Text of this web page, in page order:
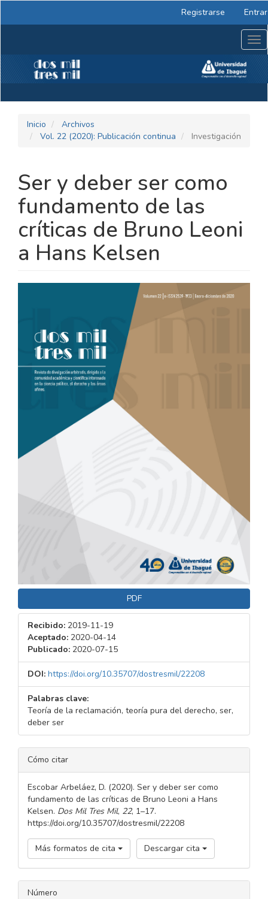
lateral
Registrarse Entrar
Inicio
Archivos
Vol. 22 (2020): Publicación continua
Investigación
Ser y deber ser como
fundamento de las
críticas de Bruno Leoni
a Hans Kelsen
BARRA
ARTÍCULO
PDF
Recibido: 2019-11-19
Aceptado: 2020-04-14
Publicado: 2020-07-15
DOI: https://doi.org/10.35707/dostresmil/22208
Palabras clave:
Teoría de la reclamación, teoría pura del derecho, ser,
deber ser
DETALLES
DEL
ARTÍCULO
Cómo citar
Escobar Arbeláez, D. (2020). Ser y deber ser como
fundamento de las críticas de Bruno Leoni a Hans
Kelsen. Dos Mil Tres Mil, 22, 1–17.
https://doi.org/10.35707/dostresmil/22208
Más formatos de cita Descargar cita
Número